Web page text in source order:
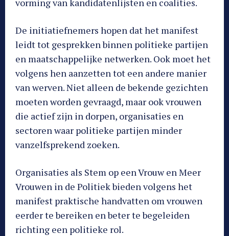
vorming van kandidatenlijsten en coalities.
De initiatiefnemers hopen dat het manifest
leidt tot gesprekken binnen politieke partijen
en maatschappelijke netwerken. Ook moet het
volgens hen aanzetten tot een andere manier
van werven. Niet alleen de bekende gezichten
moeten worden gevraagd, maar ook vrouwen
die actief zijn in dorpen, organisaties en
sectoren waar politieke partijen minder
vanzelfsprekend zoeken.
Organisaties als Stem op een Vrouw en Meer
Vrouwen in de Politiek bieden volgens het
manifest praktische handvatten om vrouwen
eerder te bereiken en beter te begeleiden
richting een politieke rol.